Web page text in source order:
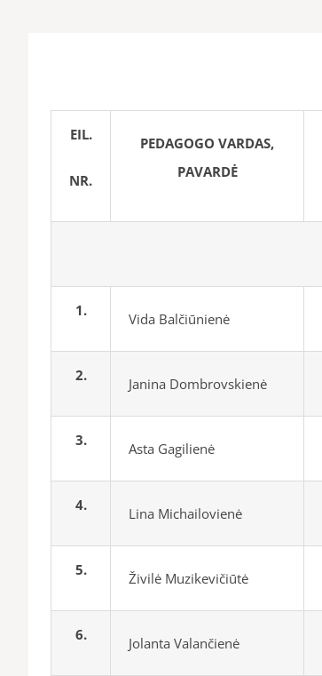
EIL.
NR.
PEDAGOGO VARDAS,
PAVARDĖ
1. Vida Balčiūnienė
2. Janina Dombrovskienė
3. Asta Gagilienė
4. Lina Michailovienė
5. Živilė Muzikevičiūtė
6. Jolanta Valančienė